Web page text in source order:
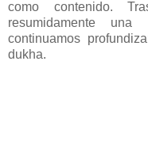
como contenido.
resumidamente
continuamos
dukha.